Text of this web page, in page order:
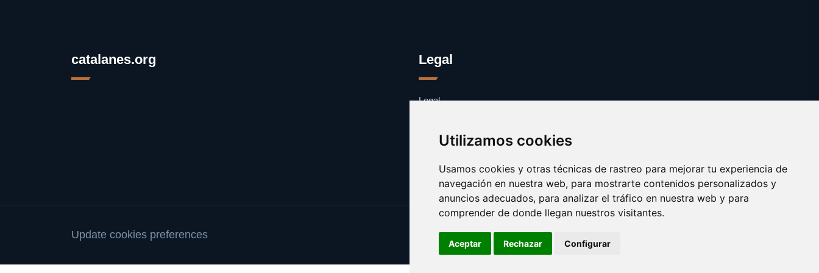
Utilizamos cookies
Usamos cookies y otras técnicas de rastreo para mejorar tu experiencia de
navegación en nuestra web, para mostrarte contenidos personalizados y
anuncios adecuados, para analizar el tráfico en nuestra web y para
comprender de donde llegan nuestros visitantes.
Aceptar Rechazar Configurar
catalanes.org Legal
Legal
Contacto
Update cookies preferences